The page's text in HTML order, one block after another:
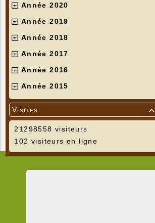
Année 2020
Année 2019
Année 2018
Année 2017
Année 2016
Année 2015

Visites
21298558 visiteurs
102 visiteurs en ligne